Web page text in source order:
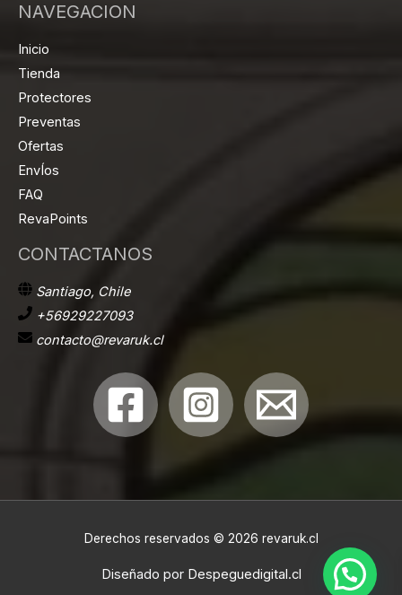
NAVEGACION
Inicio
Tienda
Protectores
Preventas
Ofertas
EnvÍos
FAQ
RevaPoints
CONTACTANOS
Santiago, Chile
+56929227093
contacto@revaruk.cl
Derechos reservados © 2026 revaruk.cl
Diseñado por Despeguedigital.cl